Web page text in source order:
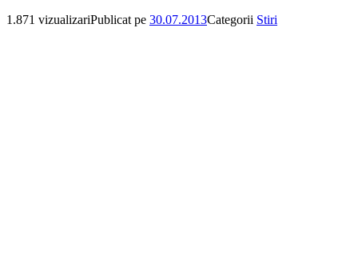
1.871 vizualizariPublicat pe 30.07.2013Categorii Stiri